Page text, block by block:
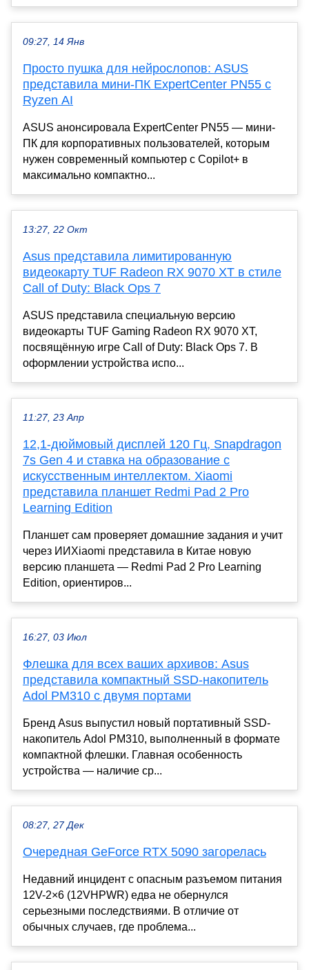
09:27, 14 Янв
Просто пушка для нейрослопов: ASUS
представила мини-ПК ExpertCenter PN55 с
Ryzen AI
ASUS анонсировала ExpertCenter PN55 — мини-
ПК для корпоративных пользователей, которым
нужен современный компьютер с Copilot+ в
максимально компактно...
13:27, 22 Окт
Asus представила лимитированную
видеокарту TUF Radeon RX 9070 XT в стиле
Call of Duty: Black Ops 7
ASUS представила специальную версию
видеокарты TUF Gaming Radeon RX 9070 XT,
посвящённую игре Call of Duty: Black Ops 7. В
оформлении устройства испо...
11:27, 23 Апр
12,1-дюймовый дисплей 120 Гц, Snapdragon
7s Gen 4 и ставка на образование с
искусственным интеллектом. Xiaomi
представила планшет Redmi Pad 2 Pro
Learning Edition
Планшет сам проверяет домашние задания и учит
через ИИXiaomi представила в Китае новую
версию планшета — Redmi Pad 2 Pro Learning
Edition, ориентиров...
16:27, 03 Июл
Флешка для всех ваших архивов: Asus
представила компактный SSD-накопитель
Adol PM310 с двумя портами
Бренд Asus выпустил новый портативный SSD-
накопитель Adol PM310, выполненный в формате
компактной флешки. Главная особенность
устройства — наличие ср...
08:27, 27 Дек
Очередная GeForce RTX 5090 загорелась
Недавний инцидент с опасным разъемом питания
12V-2×6 (12VHPWR) едва не обернулся
серьезными последствиями. В отличие от
обычных случаев, где проблема...